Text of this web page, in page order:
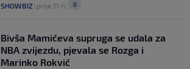
SHOWBIZ prije 11 h 0
Bivša Mamićeva supruga se udala za
NBA zvijezdu, pjevala se Rozga i
Marinko Rokvić